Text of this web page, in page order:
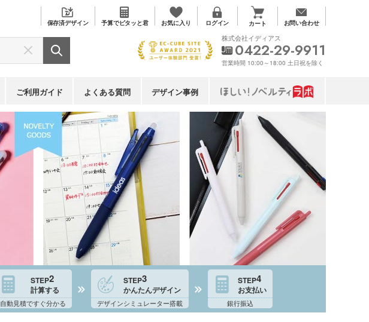
保存済デザイン 予算でピタッと君 お気に入り ログイン カート お問い合わせ
ご利用ガイド よくある質問 デザイン事例
株式会社イディアス
0422-29-9911
営業時間 10:00～18:00 土日祝を除く
STEP2
計算する
自動見積ですぐ分かる
STEP3
かんたんデザイン
デザインシミュレーター搭載
STEP4
お支払い
銀行振込